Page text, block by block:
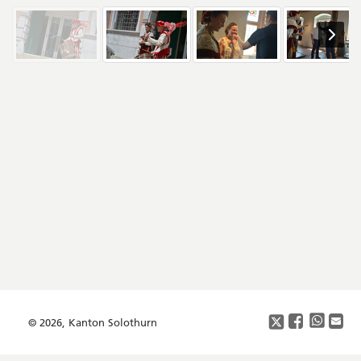
© 2026, Kanton Solothurn